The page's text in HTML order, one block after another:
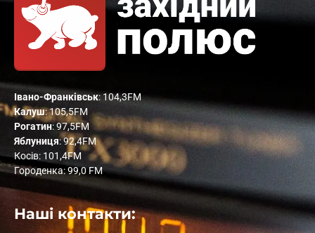
Івано-Франківськ: 104,3FM
Калуш: 105,5FM
Рогатин: 97,5FM
Яблуниця: 92,4FM
Косів: 101,4FM
Городенка: 99,0 FM
Наші контакти: